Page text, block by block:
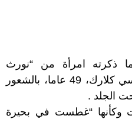
ذكرته امرأة من “نورث
تاينسايد” بانجلترا، تدعى تريسي كلارك، 49 عاما، بالشعور
الجلد .
وكأنها “غطست في بحيرة